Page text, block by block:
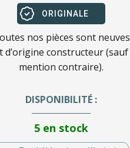
ORIGINALE
nos pièces sont neuves
d’origine constructeur (sauf
mention contraire).
DISPONIBILITÉ :
5 en stock